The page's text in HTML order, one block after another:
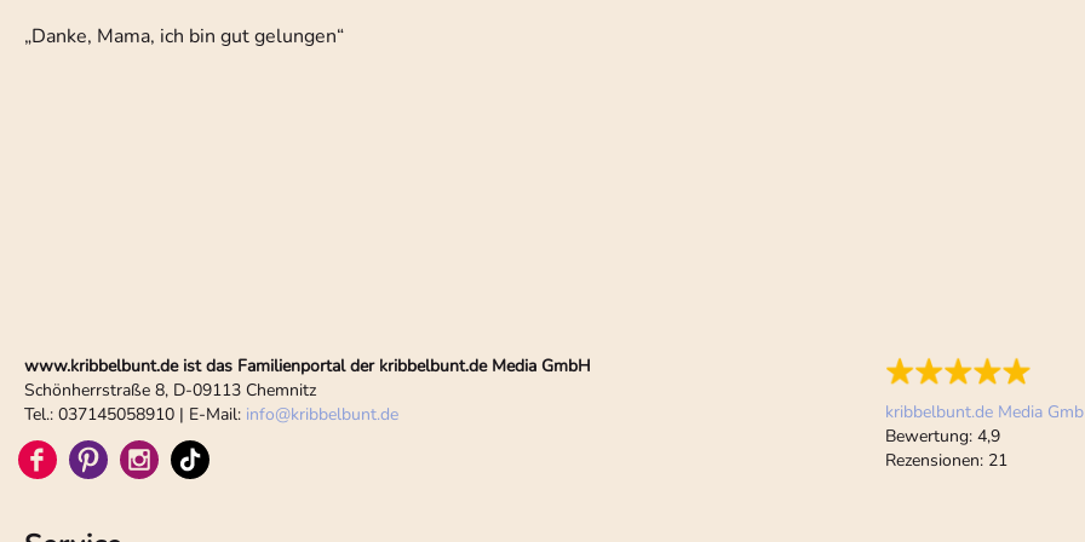
„Danke, Mama, ich bin gut gelungen“
www.kribbelbunt.de ist das Familienportal der kribbelbunt.de Media GmbH
Schönherrstraße 8, D-09113 Chemnitz
Tel.: 037145058910 | E-Mail: info@kribbelbunt.de
kribbelbunt.de Media
Bewertung: 4,9
Rezensionen: 21